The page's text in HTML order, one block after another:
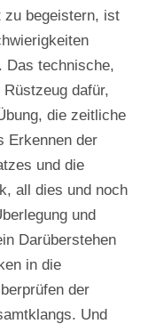
zu begeistern, ist
Das technische,
dafür,
die zeitliche
Erkennen der
und die
all dies und noch
und
Darüberstehen
in die
der
Und